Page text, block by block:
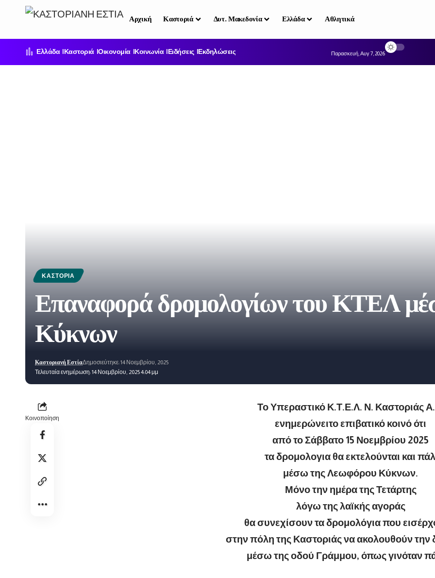
Αρχική Καστοριά Δυτ. Μακεδονία Ελλάδα Αθλητικά
Ελλάδα Καστοριά Οικονομία Κοινωνία Ειδήσεις Εκδηλώσεις Παρασκευή, Αυγ 7, 2026
ΚΑΣΤΟΡΙΆ
Επαναφορά δρομολογίων του ΚΤΕΛ
Κύκνων
Τελευταία ενημέρωση: 14 Νοεμβρίου, 2025 4:04 μμ
Καστοριανή ΕστίαΔημοσιεύτηκε: 14 Νοεμβρίου, 2025
Κοινοποίηση
Το Υπεραστικό Κ.Τ.Ε.Λ. Ν. Καστοριάς
ενημερώνειτο επιβατικό κοινό ότι
από το Σάββατο 15 Νοεμβρίου 2025
τα δρομολογια θα εκτελούνται και
μέσω της Λεωφόρου Κύκνων.
Μόνο την ημέρα της Τετάρτης
λόγω της λαϊκής αγοράς
θα συνεχίσουν τα δρομολόγια που
στην πόλη της Καστοριάς να ακολουθούν την
μέσω της οδού Γράμμου, όπως γινόταν